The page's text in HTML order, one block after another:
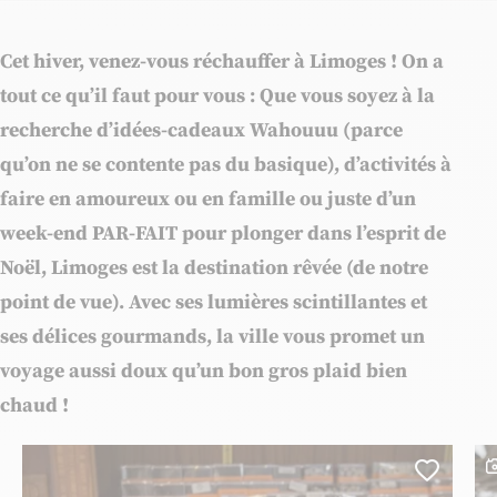
Cet hiver, venez-vous réchauffer à Limoges ! On a
tout ce qu’il faut pour vous : Que vous soyez à la
recherche d’idées-cadeaux Wahouuu (parce
qu’on ne se contente pas du basique), d’activités à
faire en amoureux ou en famille ou juste d’un
week-end PAR-FAIT pour plonger dans l’esprit de
Noël, Limoges est la destination rêvée (de notre
point de vue). Avec ses lumières scintillantes et
ses délices gourmands, la ville vous promet un
voyage aussi doux qu’un bon gros plaid bien
chaud !